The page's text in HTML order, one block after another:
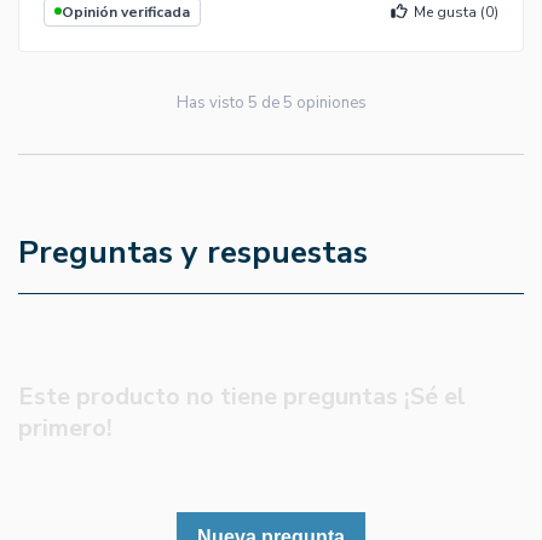
Opinión verificada Me gusta (0)
Has visto 5 de 5 opiniones
Preguntas y respuestas
Este producto no tiene preguntas ¡Sé el
primero!